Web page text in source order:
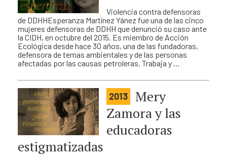
Violencia contra defensoras
de DDHHEsperanza Martínez Yánez fue una de las cinco
mujeres defensoras de DDHH que denunció su caso ante
la CIDH, en octubre del 2015. Es miembro de Acción
Ecológica desde hace 30 años, una de las fundadoras,
defensora de temas ambientales y de las personas
afectadas por las causas petroleras. Trabaja y …
2013
Mery
Zamora y las
educadoras
estigmatizadas